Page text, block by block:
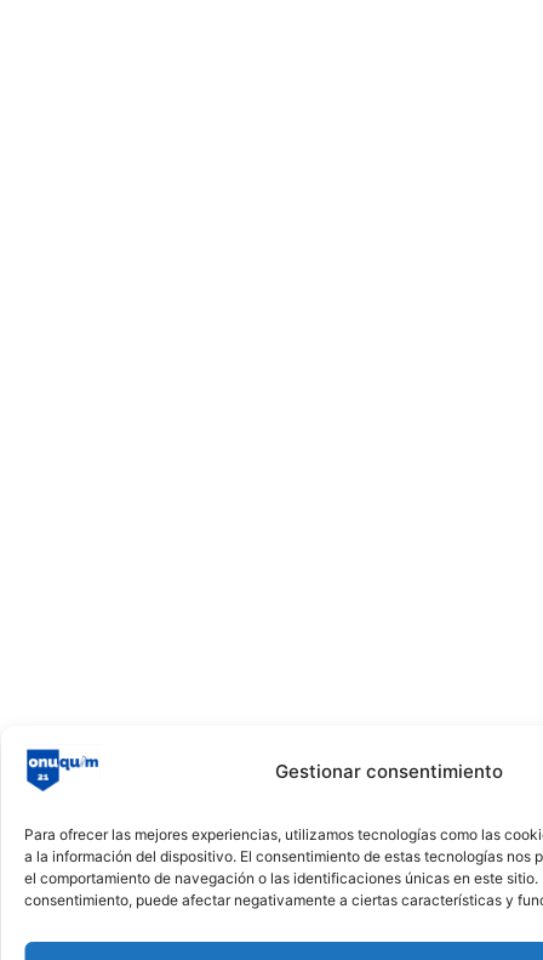
Gestionar consentimiento
Para ofrecer las mejores experiencias, utilizamos tecnologías como las
a la información del dispositivo. El consentimiento de estas tecnologías nos
el comportamiento de navegación o las identificaciones únicas en este
consentimiento, puede afectar negativamente a ciertas características y